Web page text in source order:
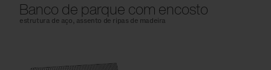
Banco de parque com encosto
estrutura de aço, assento de ripas de madeira